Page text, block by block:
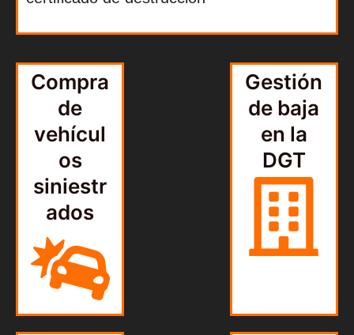
Compra
de
vehícul
os
siniestr
ados
Gestión
de baja
en la
DGT